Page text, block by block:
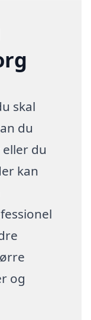
skal
du
du
kan
og